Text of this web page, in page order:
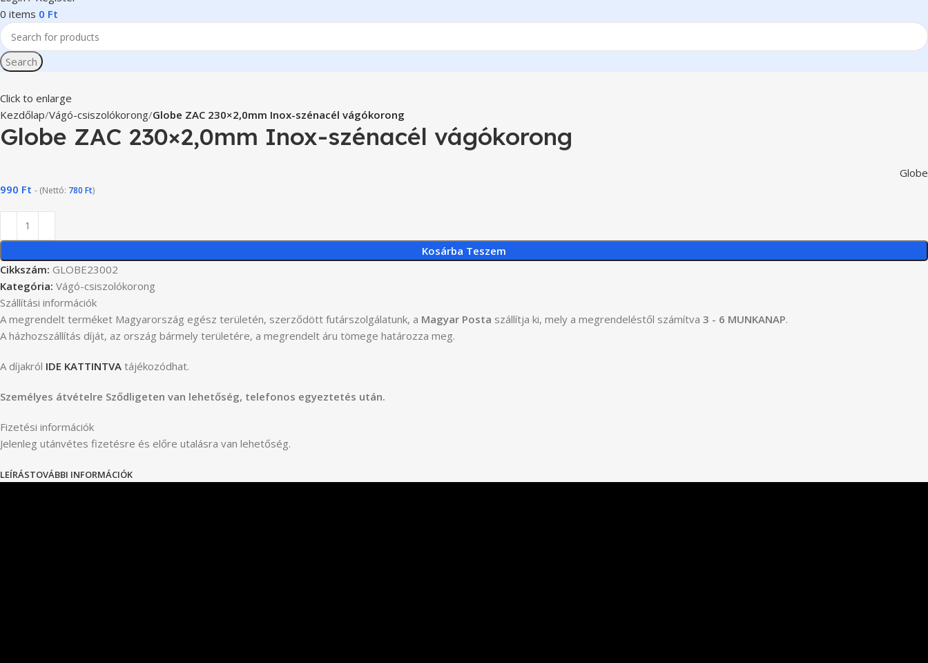
0 items 0 Ft
Search
Click to enlarge
Kezdőlap Vágó-csiszolókorong Globe ZAC 230×2,0mm Inox-szénacél vágókorong
Globe ZAC 230×2,0mm Inox-szénacél vágókorong
Globe
990 Ft - (Nettó: 780 Ft)
Kosárba Teszem
Cikkszám: GLOBE23002
Kategória: Vágó-csiszolókorong
Szállítási információk
A megrendelt terméket Magyarország egész területén, szerződött futárszolgálatunk, a Magyar Posta szállítja ki, mely a megrendeléstől számítva 3 - 6 MUNKANAP.
A házhozszállítás díját, az ország bármely területére, a megrendelt áru tömege határozza meg.
A díjakról IDE KATTINTVA tájékozódhat.
Személyes átvételre Sződligeten van lehetőség, telefonos egyeztetés után.
Fizetési információk
Jelenleg utánvétes fizetésre és előre utalásra van lehetőség.
LEÍRÁSTOVÁBBI INFORMÁCIÓK